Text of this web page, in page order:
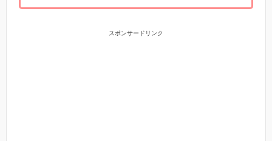
スポンサードリンク